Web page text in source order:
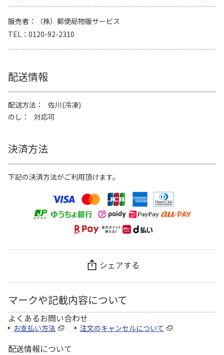
販売者
（株）郵便局物販サービス
TEL
0120-92-2310
配送情報
配送方法
佐川(冷凍)
のし
対応可
決済方法
下記の決済方法がご利用頂けます。
シェアする
マークや記載内容について
よくあるお問い合わせ
お支払い方法 注文のキャンセルについて
配送情報について